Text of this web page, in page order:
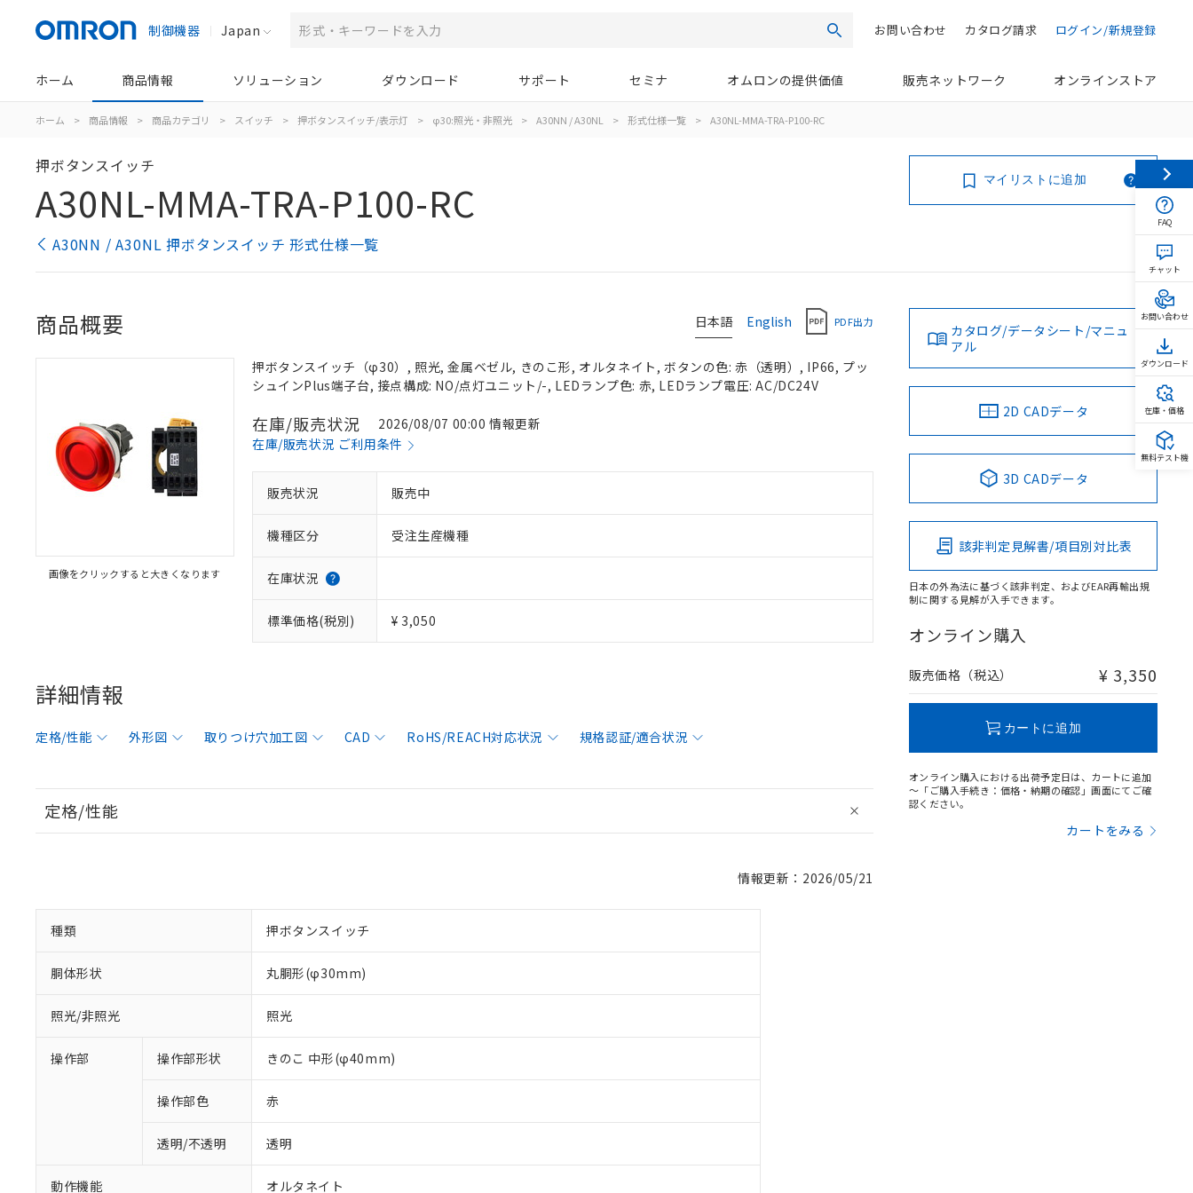
制御機器 Japan 検索 ログイン/新規登録
カタログ請求
お問い合わせ
ホーム 商品情報 ソリューション ダウンロード サポート セミナ オムロンの提供価値 販売ネットワーク オンラインストア
ホーム > 商品情報 > 商品カテゴリ > スイッチ > 押ボタンスイッチ/表示灯 > φ30:照光・非照光 > A30NN / A30NL > 形式仕様一覧 > A30NL-MMA-TRA-P100-RC
押ボタンスイッチ
A30NL-MMA-TRA-P100-RC
A30NN / A30NL 押ボタンスイッチ 形式仕様一覧
マイリストに追加
日本語 English PDF出力
商品概要
画像をクリックすると大きくなります
押ボタンスイッチ（φ30）, 照光, 金属ベゼル, きのこ形, オルタネイト, ボタンの色: 赤（透明）, IP66, プッ
シュインPlus端子台, 接点構成: NO/点灯ユニット/-, LEDランプ色: 赤, LEDランプ電圧: AC/DC24V
在庫/販売状況
2026/08/07 00:00 情報更新
在庫/販売状況 ご利用条件
販売状況 販売中
機種区分 受注生産機種
在庫状況
標準価格(税別) ¥ 3,050
詳細情報
定格/性能 外形図 取りつけ穴加工図 CAD RoHS/REACH対応状況 規格認証/適合状況
定格/性能
情報更新：2026/05/21
種類 押ボタンスイッチ
胴体形状 丸胴形(φ30mm)
照光/非照光 照光
操作部 操作部形状 きのこ 中形(φ40mm)
操作部色 赤
透明/不透明 透明
動作機能 オルタネイト
カタログ/データシート/マニュ
アル
2D CADデータ
3D CADデータ
該非判定見解書/項目別対比表
日本の外為法に基づく該非判定、およびEAR再輸出規
制に関する見解が入手できます。
オンライン購入
販売価格（税込） ¥ 3,350
カートに追加
オンライン購入における出荷予定日は、カートに追加
～「ご購入手続き：価格・納期の確認」画面にてご確
認ください。
カートをみる
FAQ
チャット
お問い合わせ
ダウンロード
在庫・価格
無料テスト機